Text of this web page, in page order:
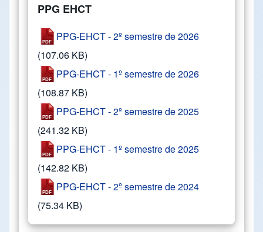
PPG EHCT
PPG-EHCT - 2º semestre de 2026
(107.06 KB)
PPG-EHCT - 1º semestre de 2026
(108.87 KB)
PPG-EHCT - 2º semestre de 2025
(241.32 KB)
PPG-EHCT - 1º semestre de 2025
(142.82 KB)
PPG-EHCT - 2º semestre de 2024
(75.34 KB)